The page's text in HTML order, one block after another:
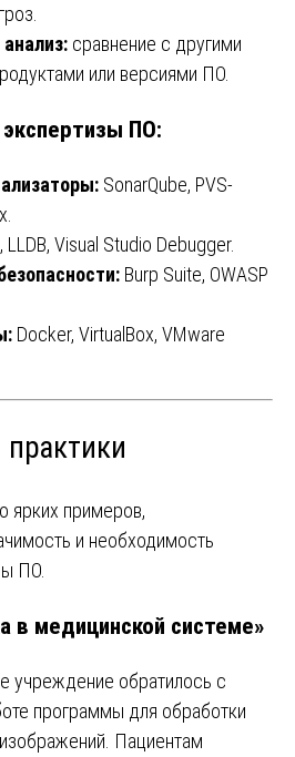
сравнение с другими
или версиями ПО.
ПО:
SonarQube, PVS-
LLDB, Visual Studio Debugger.
Burp Suite, OWASP
Docker, VirtualBox, VMware
ярких примеров,
и необходимость
ПО.
в медицинской системе»
учреждение обратилось с
программы для обработки
Пациентам